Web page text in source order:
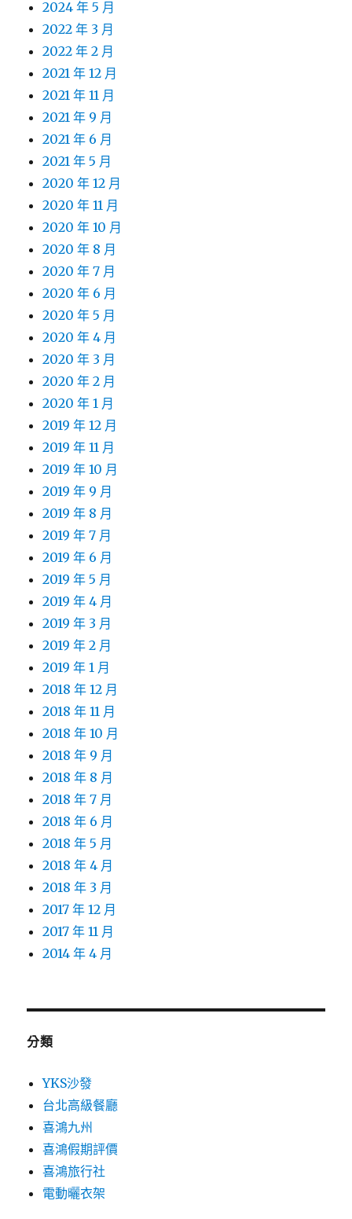
2024 年 5 月
2022 年 3 月
2022 年 2 月
2021 年 12 月
2021 年 11 月
2021 年 9 月
2021 年 6 月
2021 年 5 月
2020 年 12 月
2020 年 11 月
2020 年 10 月
2020 年 8 月
2020 年 7 月
2020 年 6 月
2020 年 5 月
2020 年 4 月
2020 年 3 月
2020 年 2 月
2020 年 1 月
2019 年 12 月
2019 年 11 月
2019 年 10 月
2019 年 9 月
2019 年 8 月
2019 年 7 月
2019 年 6 月
2019 年 5 月
2019 年 4 月
2019 年 3 月
2019 年 2 月
2019 年 1 月
2018 年 12 月
2018 年 11 月
2018 年 10 月
2018 年 9 月
2018 年 8 月
2018 年 7 月
2018 年 6 月
2018 年 5 月
2018 年 4 月
2018 年 3 月
2017 年 12 月
2017 年 11 月
2014 年 4 月
分類
YKS沙發
台北高級餐廳
喜鴻九州
喜鴻假期評價
喜鴻旅行社
電動曬衣架